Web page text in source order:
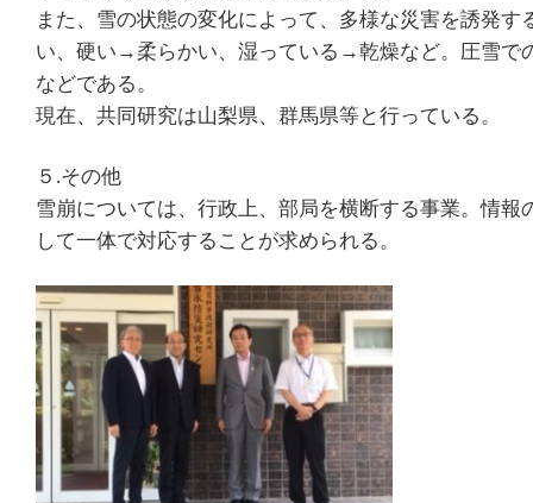
また、雪の状態の変化によって、多様な災害を誘発
い、硬い→柔らかい、湿っている→乾燥など。圧雪で
などである。
現在、共同研究は山梨県、群馬県等と行っている。
５.その他
雪崩については、行政上、部局を横断する事業。情報
して一体で対応することが求められる。